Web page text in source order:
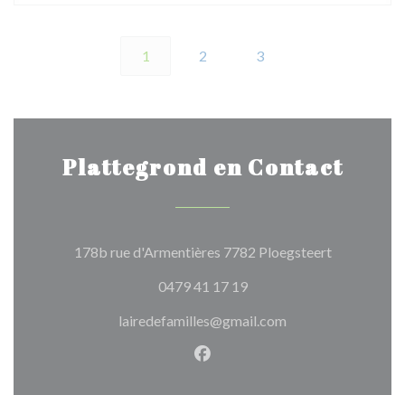
1 2 3
Plattegrond en Contact
178b rue d'Armentières 7782 Ploegsteert((opent in
0479 41 17 19
lairedefamilles@gmail.com
Facebook ((opent in een